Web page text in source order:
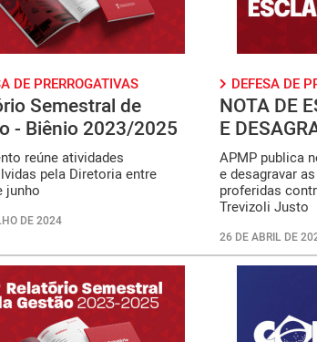
DE PRERROGATIVAS
Semestral de
- Biênio 2023/2025
reúne atividades
pela Diretoria entre
junho
DE 2024
DEFESA DE
NOTA DE
E
APMP publica
e desagravar
proferidas
Trevizoli Justo
26 DE ABRIL DE